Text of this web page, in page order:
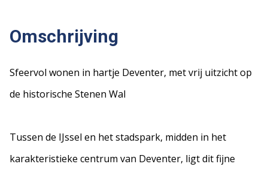
Omschrijving
Sfeervol wonen in hartje Deventer, met vrij uitzicht op
de historische Stenen Wal
Tussen de IJssel en het stadspark, midden in het
karakteristieke centrum van Deventer, ligt dit fijne